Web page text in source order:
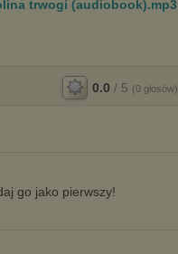
trwogi (audiobook).mp3
0.0 / 5 (0 głosów)
go jako pierwszy!